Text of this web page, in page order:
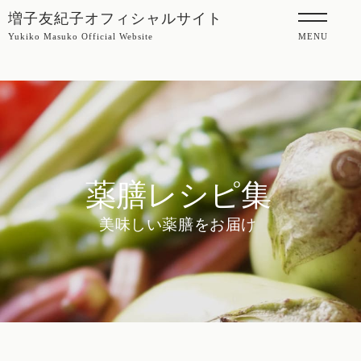
増子友紀子オフィシャルサイト
Yukiko Masuko Official Website MENU
薬膳レシピ集
美味しい薬膳をお届け